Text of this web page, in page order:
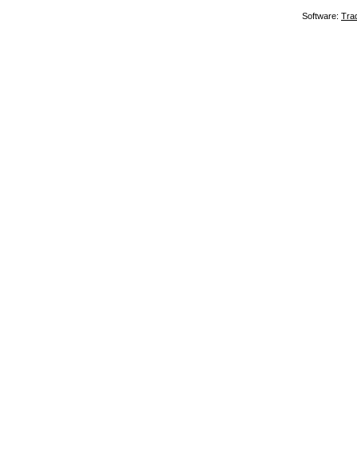
Software: